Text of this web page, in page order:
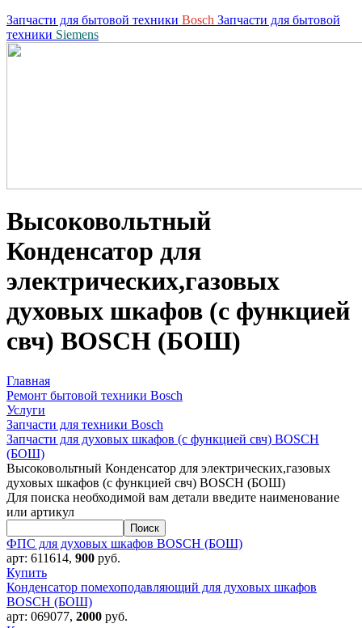
Запчасти для бытовой техники Bosch Запчасти для бытовой
техники Siemens
Высоковольтный
Конденсатор для
электрических,газовых
духовых шкафов (с функцией
свч) BOSCH (БОШ)
Главная
Ремонт бытовой техники Bosch
Услуги
Запчасти для техники Bosch
Запчасти для духовых шкафов (с функцией свч) BOSCH
(БОШ)
Высоковольтный Конденсатор для электрических,газовых
духовых шкафов (с функцией свч) BOSCH (БОШ)
Для поиска необходимой вам детали введите наименование
или артикул
ФПС для духовых шкафов BOSCH (БОШ)
арт: 611614, 900 руб.
Купить
Конденсатор помехоподавляющий для духовых шкафов
BOSCH (БОШ)
арт: 069077, 2000 руб.